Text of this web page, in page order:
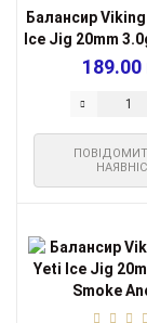
Балансир
Ice Jig 20mm
189.00